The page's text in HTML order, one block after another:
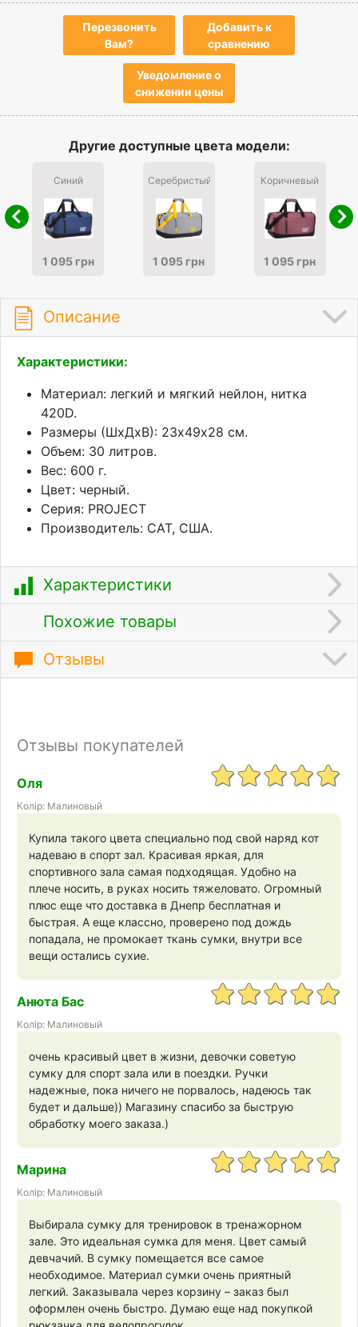
Перезвонить
Вам?
Добавить к
сравнению
Уведомление о
снижении цены
Другие доступные цвета модели:
Синий
1 095 грн
Серебристый
1 095 грн
Коричневый
1 095 грн
Описание
Характеристики:
Материал: легкий и мягкий нейлон, нитка
420D.
Размеры (ШхДхВ): 23х49х28 см.
Объем: 30 литров.
Вес: 600 г.
Цвет: черный.
Серия: PROJECT
Производитель: CAT, США.
Характеристики
Похожие товары
Отзывы
Отзывы покупателей
Оля
Колір: Малиновый
Купила такого цвета специально под свой наряд кот
надеваю в спорт зал. Красивая яркая, для
спортивного зала самая подходящая. Удобно на
плече носить, в руках носить тяжеловато. Огромный
плюс еще что доставка в Днепр бесплатная и
быстрая. А еще классно, проверено под дождь
попадала, не промокает ткань сумки, внутри все
вещи остались сухие.
Анюта Бас
Колір: Малиновый
очень красивый цвет в жизни, девочки советую
сумку для спорт зала или в поездки. Ручки
надежные, пока ничего не порвалось, надеюсь так
будет и дальше)) Магазину спасибо за быструю
обработку моего заказа.)
Марина
Колір: Малиновый
Выбирала сумку для тренировок в тренажорном
зале. Это идеальная сумка для меня. Цвет самый
девчачий. В сумку помещается все самое
необходимое. Материал сумки очень приятный
легкий. Заказывала через корзину – заказ был
оформлен очень быстро. Думаю еще над покупкой